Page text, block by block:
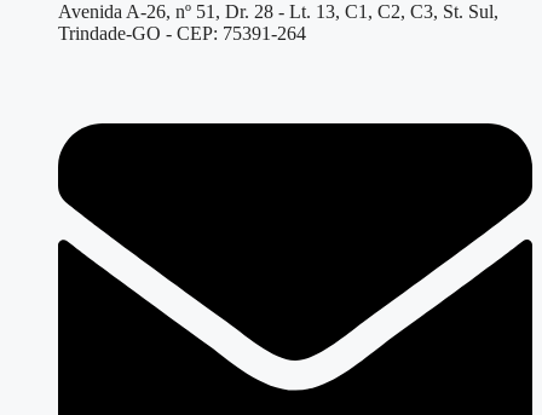
Avenida A-26, nº 51, Dr. 28 - Lt. 13, C1, C2, C3, St. Sul,
Trindade-GO - CEP: 75391-264